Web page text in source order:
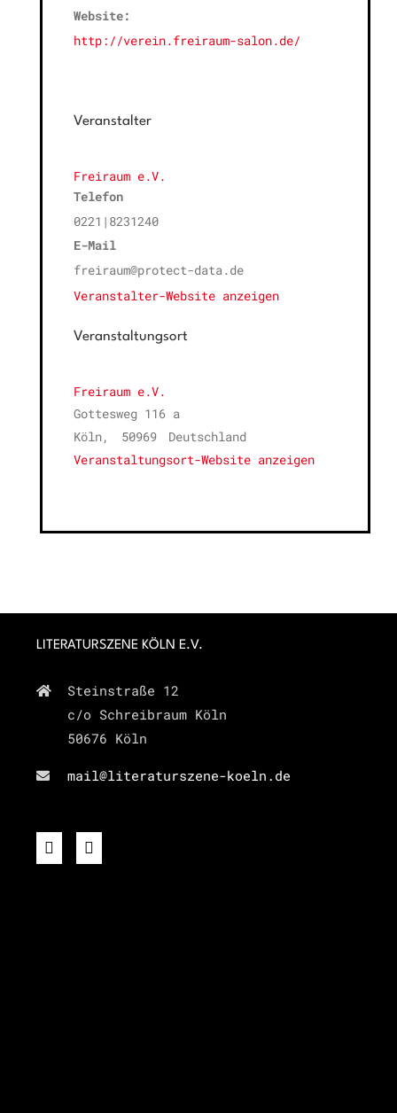
Website:
http://verein.freiraum-salon.de/
Veranstaltungsort
Freiraum e.V.
Gottesweg 116 a
Köln, 50969
Deutschland
Veranstaltungsort-Website anzeigen
Veranstalter
Freiraum e.V.
Telefon
0221|8231240
E-Mail
freiraum@protect-data.de
Veranstalter-Website anzeigen
LITERATURSZENE KÖLN E.V.
Steinstraße 12
c/o Schreibraum Köln
50676 Köln
mail@literaturszene-koeln.de